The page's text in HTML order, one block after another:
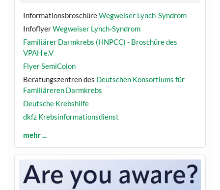
InformationsbroschüreWegweiser Lynch-Syndrom
InfoflyerWegweiser Lynch-Syndrom
Familiärer Darmkrebs (HNPCC) - Broschüre des
VPAH e.V
Flyer SemiColon
Beratungszentren des Deutschen Konsortiums für
Familiäreren Darmkrebs
Deutsche Krebshilfe
dkfz Krebsinformationsdienst
mehr ...